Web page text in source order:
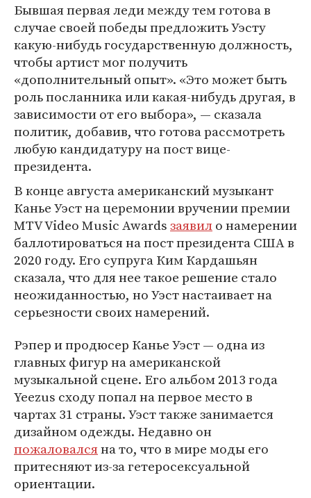
Бывшая первая леди между тем готова в
случае своей победы предложить Уэсту
какую-нибудь государственную должность,
чтобы артист мог получить
«дополнительный опыт». «Это может быть
роль посланника или какая-нибудь другая, в
зависимости от его выбора», — сказала
политик, добавив, что готова рассмотреть
любую кандидатуру на пост вице-
президента.
В конце августа американский музыкант
Канье Уэст на церемонии вручении премии
MTV Video Music Awardsзаявило намерении
баллотироваться на пост президента США в
2020 году. Его супруга Ким Кардашьян
сказала, что для нее такое решение стало
неожиданностью, но Уэст настаивает на
серьезности своих намерений.
Рэпер и продюсер Канье Уэст — одна из
главных фигур на американской
музыкальной сцене. Его альбом 2013 года
Yeezus сходу попал на первое место в
чартах 31 страны. Уэст также занимается
дизайном одежды. Недавно он
пожаловалсяна то, что в мире моды его
притесняют из-за гетеросексуальной
ориентации.